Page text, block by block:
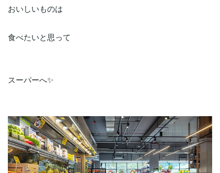
おいしいものは
食べたいと思って
スーパーへ✨